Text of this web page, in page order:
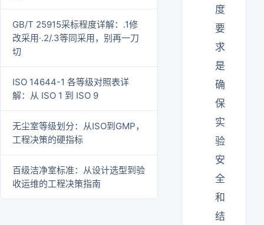
GB/T 25915采标程度详解：.1修
改采用·.2/.3等同采用，别再一刀
切
ISO 14644-1 各等级对照表详
解：从 ISO 1 到 ISO 9
无尘室等级划分：从ISO到GMP，
工程决策的硬指标
百级洁净室标准：从设计选型到验
收运维的工程决策指南
度
要
求
是
确
保
实
验
安
全
和
结